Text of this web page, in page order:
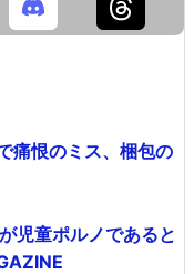
痛恨のミス、梱包の
児童ポルノであると